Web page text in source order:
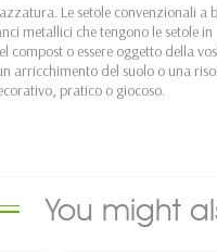
Le setole convenzionali a
metallici che tengono le setole in
compost o essere oggetto della
arricchimento del suolo o una
pratico o giocoso.
You might